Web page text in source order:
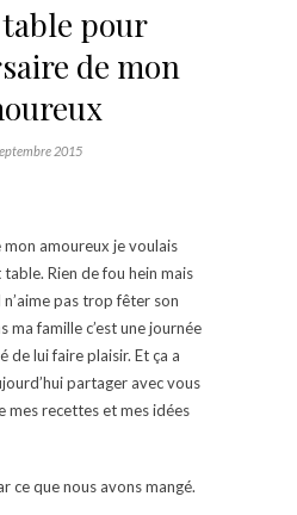
pour
de mon
2015
mon amoureux je voulais
Rien de fou hein mais
pas trop fêter son
ma famille c’est une journée
de lui faire plaisir. Et ça a
partager avec vous
mes recettes et mes idées
ce que nous avons mangé.